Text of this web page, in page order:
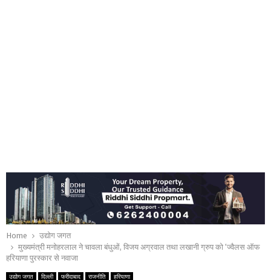
Home
उद्योग जगत
मुख्यमंत्री मनोहरलाल ने चावला बंधुओं, विजय अग्रवाल तथा लखानी ग्रुप को ‘ज्वैलस ऑफ
हरियाणा पुरस्कार से नवाजा
उद्योग जगत दिल्ली फरीदाबाद राजनीति हरियाणा